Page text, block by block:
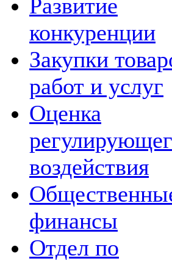
Развитие
конкуренции
Закупки
работ и услуг
Оценка
воздействия
финансы
Отдел по